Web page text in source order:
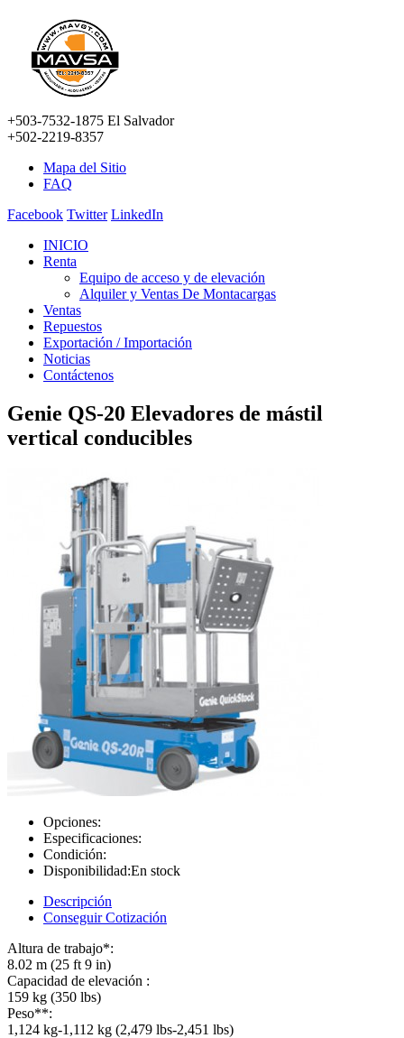
+503-7532-1875 El Salvador
+502-2219-8357
Mapa del Sitio
FAQ
Facebook Twitter LinkedIn
INICIO
Renta
Equipo de acceso y de elevación
Alquiler y Ventas De Montacargas
Ventas
Repuestos
Exportación / Importación
Noticias
Contáctenos
Genie QS-20 Elevadores de mástil
vertical conducibles
Opciones:
Especificaciones:
Condición:
Disponibilidad:En stock
Descripción
Conseguir Cotización
Altura de trabajo*:
8.02 m (25 ft 9 in)
Capacidad de elevación :
159 kg (350 lbs)
Peso**:
1,124 kg-1,112 kg (2,479 lbs-2,451 lbs)